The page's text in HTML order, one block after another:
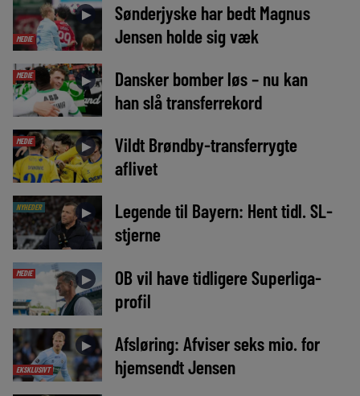
MEDIE
►
Sønderjyske har bedt Magnus
Jensen holde sig væk
MEDIE ►
Dansker bomber løs – nu kan
han slå transferrekord
MEDIE ►
Vildt Brøndby-transferrygte
aflivet
NYHEDER ►
Legende til Bayern: Hent tidl. SL-
stjerne
MEDIE ►
OB vil have tidligere Superliga-
profil
EKSKLUSIVT
►
Afsløring: Afviser seks mio. for
hjemsendt Jensen